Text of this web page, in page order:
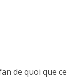
de quoi que ce